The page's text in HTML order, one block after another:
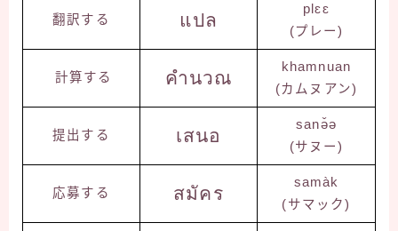
翻訳する แปล
plɛɛ
(プレー)
計算する คำนวณ
khamnuan
(カムヌアン)
提出する เสนอ
sanə̌ə
(サヌー)
応募する สมัคร
samàk
(サマック)